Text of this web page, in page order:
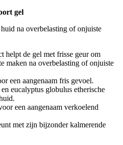
gel
na overbelasting of onjuiste
helpt de gel met frisse geur om
maken na overbelasting of onjuiste
een aangenaam fris gevoel.
eucalyptus globulus etherische
een aangenaam verkoelend
met zijn bijzonder kalmerende